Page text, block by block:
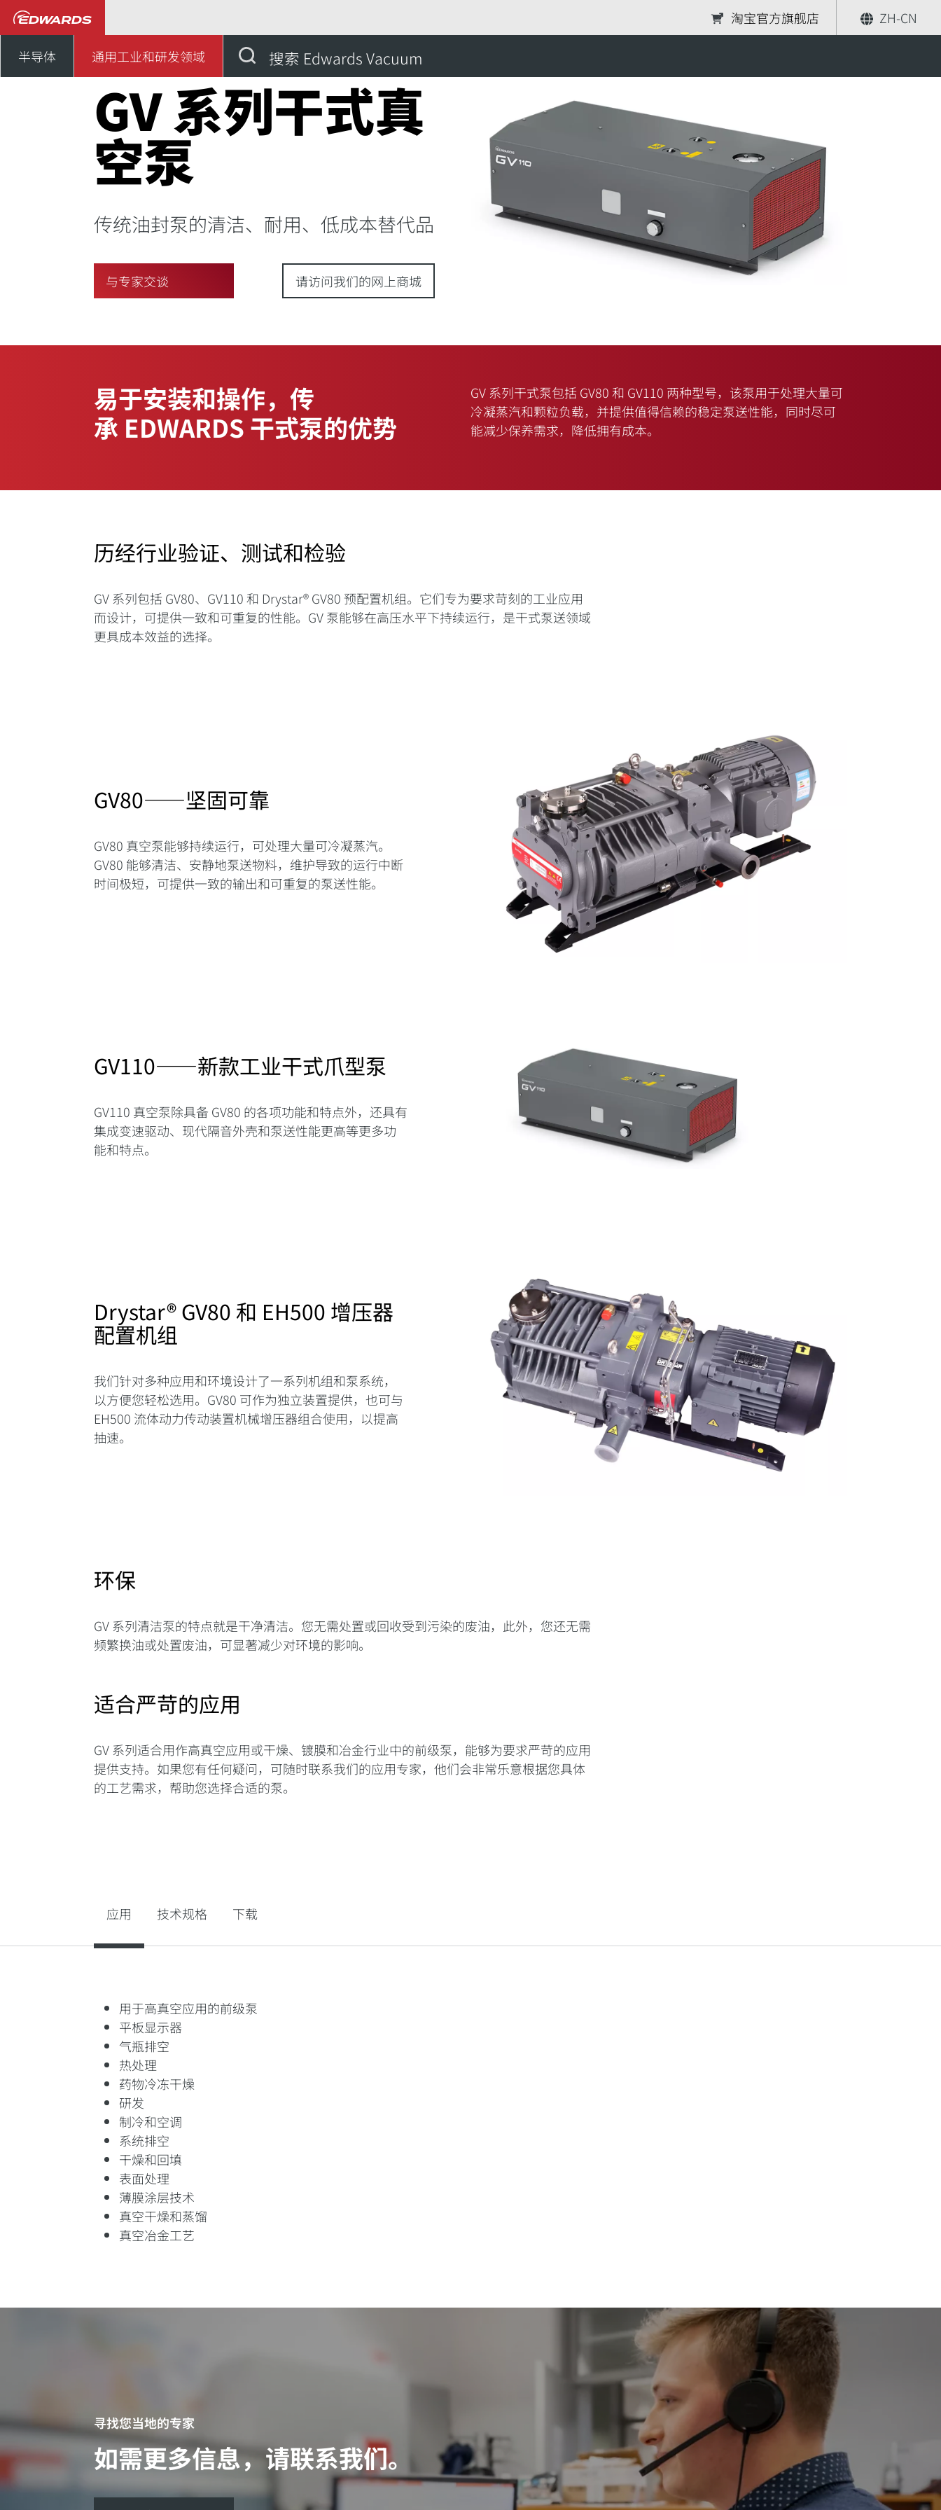
淘宝官方旗舰店 ZH-CN
半导体 通用工业和研发领域 搜索 Edwards Vacuum
分享
GV 系列干式真
空泵
传统油封泵的清洁、耐用、低成本替代品
与专家交谈 请访问我们的网上商城
易于安装和操作，传
承 EDWARDS 干式泵的优势
GV 系列干式泵包括 GV80 和 GV110 两种型号，该泵用于处理大量可
冷凝蒸汽和颗粒负载，并提供值得信赖的稳定泵送性能，同时尽可
能减少保养需求，降低拥有成本。
历经行业验证、测试和检验
GV 系列包括 GV80、GV110 和 Drystar® GV80 预配置机组。它们专为要求苛刻的工业应用
而设计，可提供一致和可重复的性能。GV 泵能够在高压水平下持续运行，是干式泵送领域
更具成本效益的选择。
GV80——坚固可靠
GV80 真空泵能够持续运行，可处理大量可冷凝蒸汽。
GV80 能够清洁、安静地泵送物料，维护导致的运行中断
时间极短，可提供一致的输出和可重复的泵送性能。
GV110——新款工业干式爪型泵
GV110 真空泵除具备 GV80 的各项功能和特点外，还具有
集成变速驱动、现代隔音外壳和泵送性能更高等更多功
能和特点。
Drystar® GV80 和 EH500 增压器
配置机组
我们针对多种应用和环境设计了一系列机组和泵系统，
以方便您轻松选用。GV80 可作为独立装置提供，也可与
EH500 流体动力传动装置机械增压器组合使用，以提高
抽速。
环保
GV 系列清洁泵的特点就是干净清洁。您无需处置或回收受到污染的废油，此外，您还无需
频繁换油或处置废油，可显著减少对环境的影响。
适合严苛的应用
GV 系列适合用作高真空应用或干燥、镀膜和冶金行业中的前级泵，能够为要求严苛的应用
提供支持。如果您有任何疑问，可随时联系我们的应用专家，他们会非常乐意根据您具体
的工艺需求，帮助您选择合适的泵。
应用 技术规格 下载
用于高真空应用的前级泵
平板显示器
气瓶排空
热处理
药物冷冻干燥
研发
制冷和空调
系统排空
干燥和回填
表面处理
薄膜涂层技术
真空干燥和蒸馏
真空冶金工艺
寻找您当地的专家
如需更多信息，请联系我们。